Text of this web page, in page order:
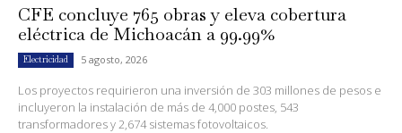
CFE concluye 765 obras y eleva cobertura
eléctrica de Michoacán a 99.99%
Electricidad 5 agosto, 2026
Los proyectos requirieron una inversión de 303 millones de pesos e
incluyeron la instalación de más de 4,000 postes, 543
transformadores y 2,674 sistemas fotovoltaicos.